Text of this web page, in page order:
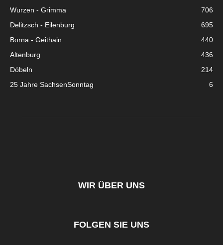
Wurzen - Grimma
706
Delitzsch - Eilenburg
695
Borna - Geithain
440
Altenburg
436
Döbeln
214
25 Jahre SachsenSonntag
6
WIR ÜBER UNS
FOLGEN SIE UNS